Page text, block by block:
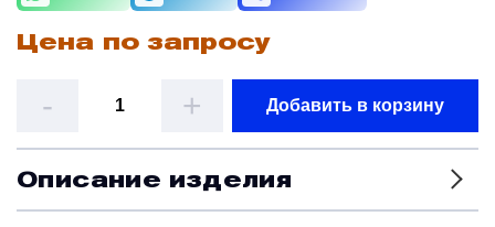
Цена по запросу
- + Добавить в корзину
Описание изделия
Датчики
Модули